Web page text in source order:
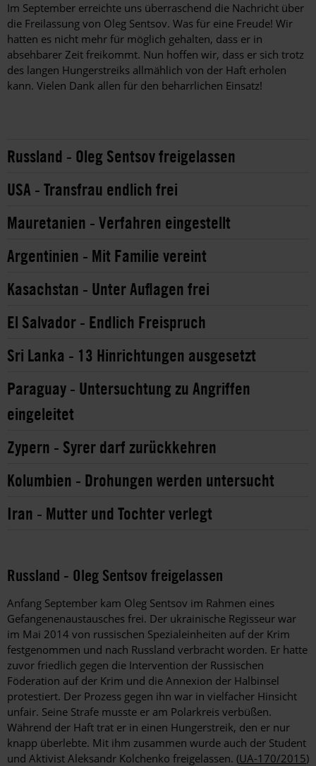
Im September erreichte uns überraschend die Nachricht über
die Freilassung von Oleg Sentsov. Was für eine Freude! Wir
hatten es nicht mehr für möglich gehalten, dass er in
absehbarer Zeit freikommt. Nun hoffen wir, dass er sich trotz
des langen Hungerstreiks allmählich von der Haft erholen
kann. Vielen Dank allen für den beharrlichen Einsatz!
Russland - Oleg Sentsov freigelassen
USA - Transfrau endlich frei
Mauretanien - Verfahren eingestellt
Argentinien - Mit Familie vereint
Kasachstan - Unter Auflagen frei
El Salvador - Endlich Freispruch
Sri Lanka - 13 Hinrichtungen ausgesetzt
Paraguay - Untersuchtung zu Angriffen
eingeleitet
Zypern - Syrer darf zurückkehren
Kolumbien - Drohungen werden untersucht
Iran - Mutter und Tochter verlegt
Russland - Oleg Sentsov freigelassen
Anfang September kam Oleg Sentsov im Rahmen eines
Gefangenenaustausches frei. Der ukrainische Regisseur war
im Mai 2014 von russischen Spezialeinheiten auf der Krim
festgenommen und nach Russland verbracht worden. Er hatte
zuvor friedlich gegen die Intervention der Russischen
Föderation auf der Krim und die Annexion der Halbinsel
protestiert. Der Prozess gegen ihn war in vielfacher Hinsicht
unfair. Seine Strafe musste er am Polarkreis verbüßen.
Während der Haft trat er in einen Hungerstreik, den er nur
knapp überlebte. Mit ihm zusammen wurde auch der Student
und Aktivist Aleksandr Kolchenko freigelassen. (UA-170/2015)